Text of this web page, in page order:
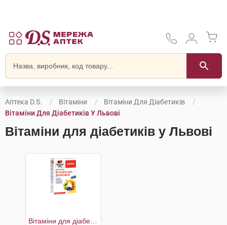
Аптека D.S. Вітаміни
Вітаміни Для Діабетиків
Вітаміни Для Діабетиків У Львові
Вітаміни для діабетиків у Львові